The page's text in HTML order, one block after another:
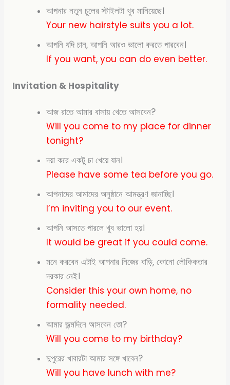
আপনার নতুন চুলের স্টাইলটা খুব মানিয়েছে।
Your new hairstyle suits you a lot.
আপনি যদি চান, আপনি আরও ভালো করতে পারবেন।
If you want, you can do even better.
Invitation & Hospitality
আজ রাতে আমার বাসায় খেতে আসবেন?
Will you come to my place for dinner
tonight?
দয়া করে একটু চা খেয়ে যান।
Please have some tea before you go.
আপনাদের আমাদের অনুষ্ঠানে আমন্ত্রণ জানাচ্ছি।
I’m inviting you to our event.
আপনি আসতে পারলে খুব ভালো হয়।
It would be great if you could come.
মনে করবেন এটাই আপনার নিজের বাড়ি, কোনো লৌকিকতার
দরকার নেই।
Consider this your own home, no
formality needed.
আমার জন্মদিনে আসবেন তো?
Will you come to my birthday?
দুপুরের খাবারটা আমার সঙ্গে খাবেন?
Will you have lunch with me?